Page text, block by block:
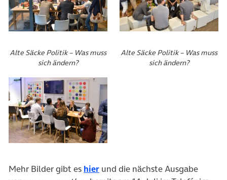
Alte Säcke Politik – Was muss
sich ändern?
Alte Säcke Politik – Was muss
sich ändern?
Mehr Bilder gibt es hier und die nächste Ausgabe